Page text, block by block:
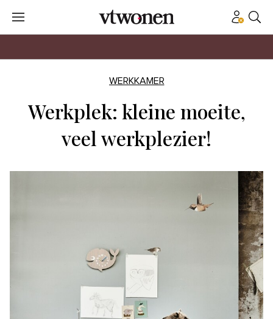
WERKKAMER
Werkplek: kleine moeite,
veel werkplezier!